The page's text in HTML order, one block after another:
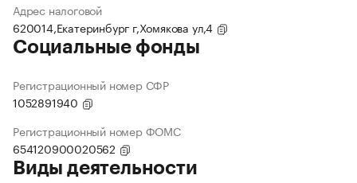
Адрес налоговой
620014,Екатеринбург г,Хомякова ул,4
Социальные фонды
Регистрационный номер СФР
1052891940
Регистрационный номер ФОМС
654120900020562
Виды деятельности